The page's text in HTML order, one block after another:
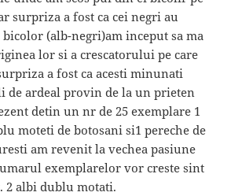
surpriza a fost ca cei negri au
(alb-negri)am inceput sa ma
lor si a crescatorului pe care
a fost ca acesti minunati
de ardeal provin de la un prieten
detin un nr de 25 exemplare 1
moteti de botosani si1 pereche de
am revenit la vechea pasiune
exemplarelor vor creste sint
2 albi dublu motati.